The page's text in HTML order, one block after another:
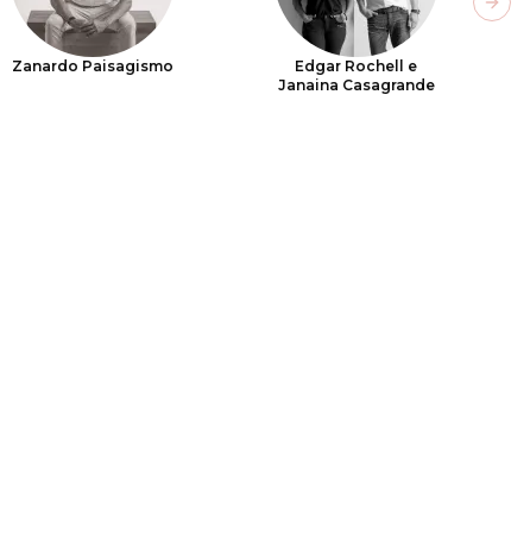
Zanardo Paisagismo
Edgar Rochell e
Janaina Casagrande